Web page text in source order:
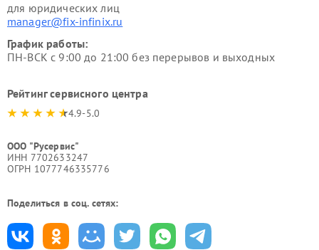
для юридических лиц
manager@fix-infinix.ru
График работы:
ПН-ВСК с 9:00 до 21:00 без перерывов и выходных
Рейтинг сервисного центра
4.9-5.0
ООО "Русервис"
ИНН 7702633247
ОГРН 1077746335776
Поделиться в соц. сетях: